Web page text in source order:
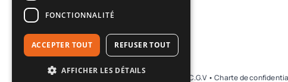
© 2026Groupe SAPH • Mentions légales et C.G.V •Charte de
FONCTIONNALITÉ
ACCEPTER TOUT REFUSER TOUT
AFFICHER LES DÉTAILS